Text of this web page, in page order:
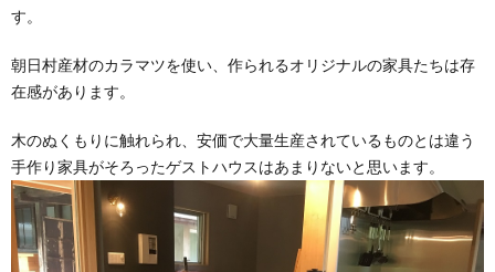
す。
朝日村産材のカラマツを使い、作られるオリジナルの家具たちは存
在感があります。
木のぬくもりに触れられ、安価で大量生産されているものとは違う
手作り家具がそろったゲストハウスはあまりないと思います。